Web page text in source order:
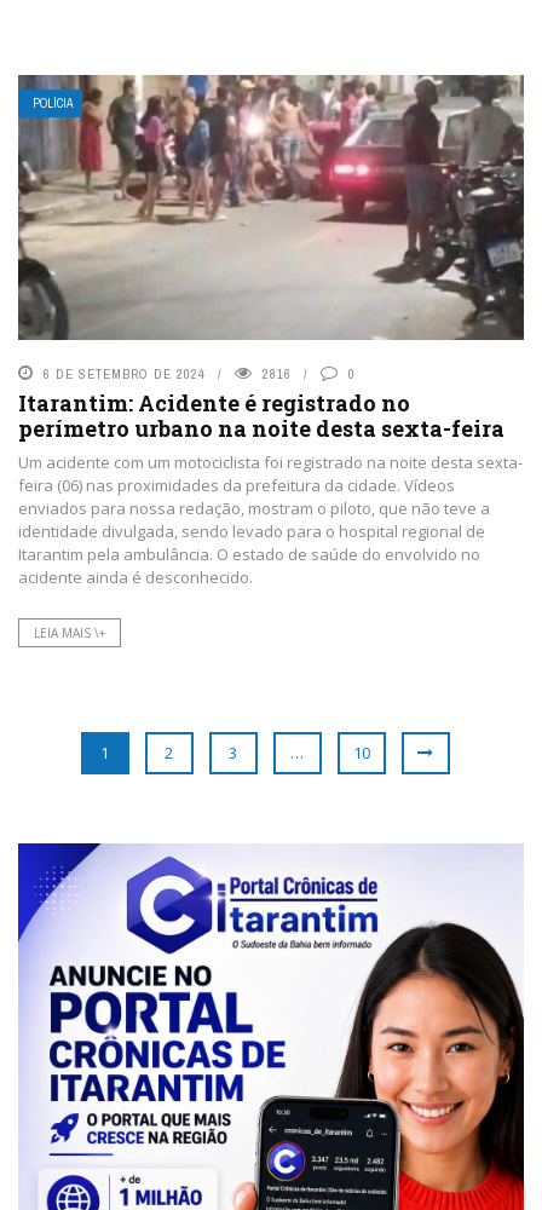
POLÍCIA
6 DE SETEMBRO DE 2024 2816 0
Itarantim: Acidente é registrado no
perímetro urbano na noite desta sexta-feira
Um acidente com um motociclista foi registrado na noite desta sexta-
feira (06) nas proximidades da prefeitura da cidade. Vídeos
enviados para nossa redação, mostram o piloto, que não teve a
identidade divulgada, sendo levado para o hospital regional de
Itarantim pela ambulância. O estado de saúde do envolvido no
acidente ainda é desconhecido.
LEIA MAIS \+
1 2 3 … 10